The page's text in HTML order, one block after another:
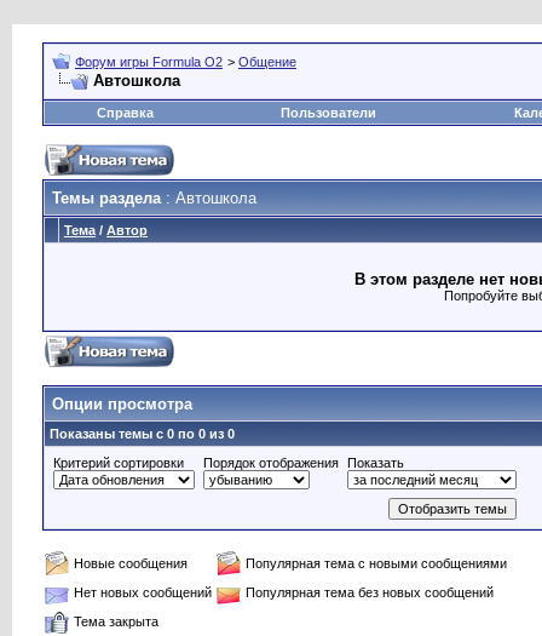
Форум игры Formula O2 > Общение
Автошкола
Справка Пользователи
Темы раздела: Автошкола
Тема / Автор
В этом разделе нет
Попробуйте
Опции просмотра
Показаны темы с 0 по 0 из 0
Критерий сортировки
Порядок отображения Показать
Новые сообщения
Популярная тема с новыми сообщениями
Нет новых сообщений
Популярная тема без новых сообщений
Тема закрыта